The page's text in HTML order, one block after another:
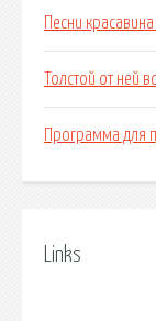
Песни
Толстой от ней
Программа для
Links